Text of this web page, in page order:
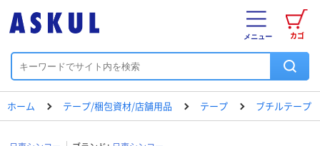
カゴ
メニュー
ホーム テープ/梱包資材/店舗用品 テープ ブチルテープ